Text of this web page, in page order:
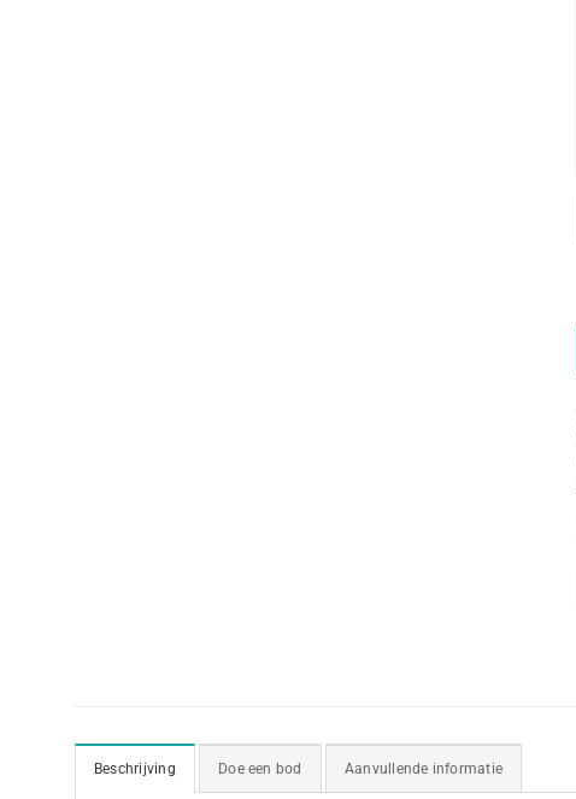
Beschrijving Doe een bod Aanvullende informatie